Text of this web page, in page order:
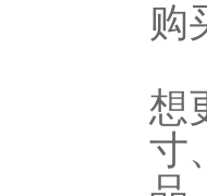
购
想
寸